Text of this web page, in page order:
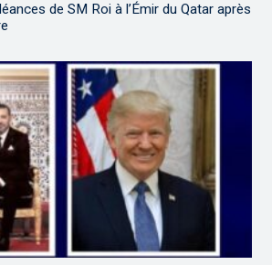
de SM Roi à l’Émir du Qatar après